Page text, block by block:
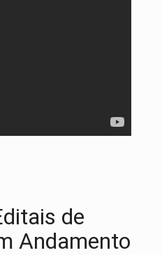
de
Andamento